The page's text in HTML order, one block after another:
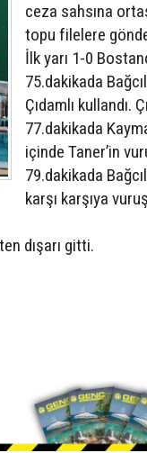
ceza sahsına
topu filelere
İlk yarı 1-0
75.dakikada
Çıdamlı kullandı.
77.dakikada
içinde Taner’in
79.dakikada
karşı karşıya
dışarı gitti.